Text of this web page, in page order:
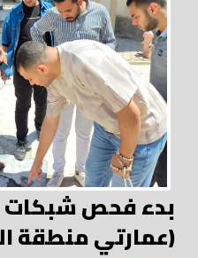
بدء فحص شبكات
عمارتي منطقة الـ(104)